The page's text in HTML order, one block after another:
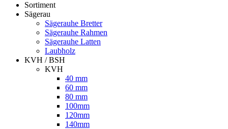
Sortiment
Sägerau
Sägerauhe Bretter
Sägerauhe Rahmen
Sägerauhe Latten
Laubholz
KVH / BSH
KVH
40 mm
60 mm
80 mm
100mm
120mm
140mm